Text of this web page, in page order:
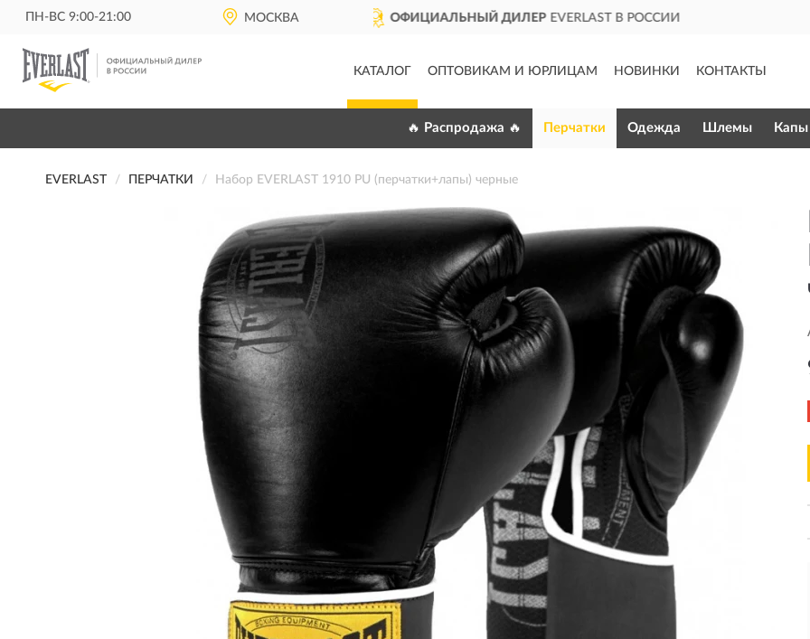
ПН-ВС 9:00-21:00 МОСКВА
ОФИЦИАЛЬНЫЙ ДИЛЕР EVERLAST В РОССИИ
КАТАЛОГ ОПТОВИКАМ И ЮРЛИЦАМ НОВИНКИ КОНТАКТЫ
🔥 Распродажа 🔥 Перчатки Одежда Шлемы Капы
EVERLAST ПЕРЧАТКИ Набор EVERLAST 1910 PU (перчатки+лапы) черные